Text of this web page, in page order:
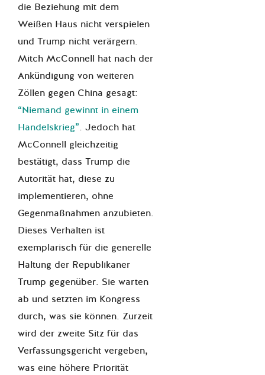
die Beziehung mit dem
Weißen Haus nicht verspielen
und Trump nicht verärgern.
Mitch McConnell hat nach der
Ankündigung von weiteren
Zöllen gegen China gesagt:
“Niemand gewinnt in einem
Handelskrieg”. Jedoch hat
McConnell gleichzeitig
bestätigt, dass Trump die
Autorität hat, diese zu
implementieren, ohne
Gegenmaßnahmen anzubieten.
Dieses Verhalten ist
exemplarisch für die generelle
Haltung der Republikaner
Trump gegenüber. Sie warten
ab und setzten im Kongress
durch, was sie können. Zurzeit
wird der zweite Sitz für das
Verfassungsgericht vergeben,
was eine höhere Priorität